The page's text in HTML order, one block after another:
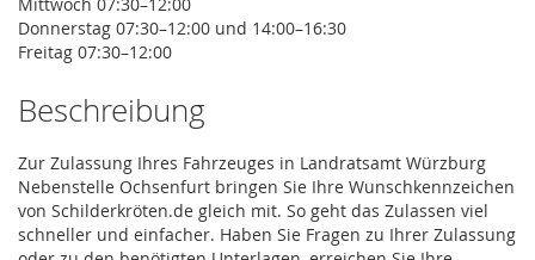
Donnerstag 07:30–12:00 und 14:00–16:30
Freitag 07:30–12:00
Beschreibung
Zur Zulassung Ihres Fahrzeuges in Landratsamt Würzburg
Nebenstelle Ochsenfurt bringen Sie Ihre Wunschkennzeichen
von Schilderkröten.de gleich mit. So geht das Zulassen viel
schneller und einfacher. Haben Sie Fragen zu Ihrer Zulassung